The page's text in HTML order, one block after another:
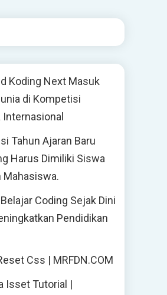
Koding Next Masuk
di Kompetisi
Internasional
Tahun Ajaran Baru
Harus Dimiliki Siswa
Mahasiswa.
Coding Sejak Dini
Pendidikan
Css | MRFDN.COM
Isset Tutorial |